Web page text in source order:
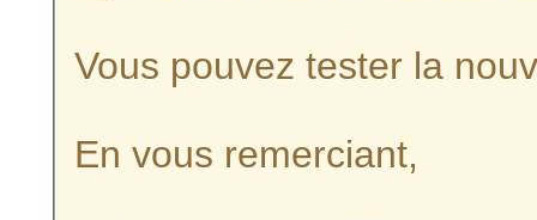
Vous pouvez tester la
En vous remerciant,